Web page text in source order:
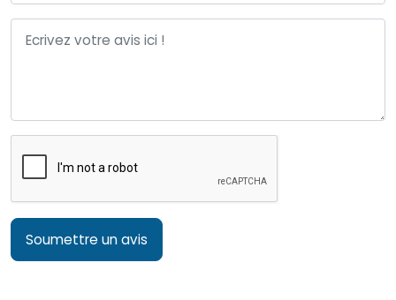
Soumettre un avis